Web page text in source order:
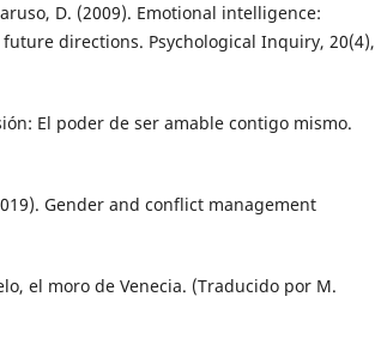
D. (2009). Emotional intelligence:
directions. Psychological Inquiry, 20(4),
El poder de ser amable contigo mismo.
Gender and conflict management
el moro de Venecia. (Traducido por M.